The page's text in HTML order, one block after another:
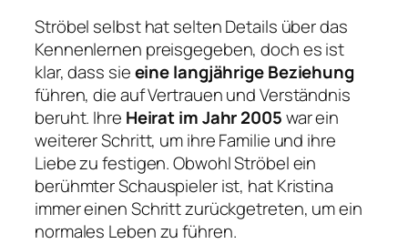
Ströbel selbst hat selten Details über das
Kennenlernen preisgegeben, doch es ist
klar, dass sieeine langjährige Beziehung
führen, die auf Vertrauen und Verständnis
beruht. Ihre Heirat im Jahr 2005war ein
weiterer Schritt, um ihre Familie und ihre
Liebe zu festigen. Obwohl Ströbel ein
berühmter Schauspieler ist, hat Kristina
immer einen Schritt zurückgetreten, um ein
normales Leben zu führen.